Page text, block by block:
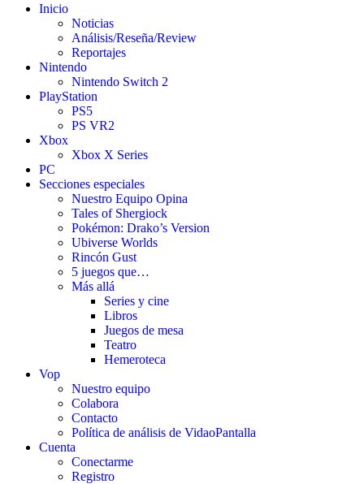
Inicio
Noticias
Análisis/Reseña/Review
Reportajes
Nintendo
Nintendo Switch 2
PlayStation
PS5
PS VR2
Xbox
Xbox X Series
PC
Secciones especiales
Nuestro Equipo Opina
Tales of Shergiock
Pokémon: Drako’s Version
Ubiverse Worlds
Rincón Gust
5 juegos que…
Más allá
Series y cine
Libros
Juegos de mesa
Teatro
Hemeroteca
Vop
Nuestro equipo
Colabora
Contacto
Política de análisis de VidaoPantalla
Cuenta
Conectarme
Registro